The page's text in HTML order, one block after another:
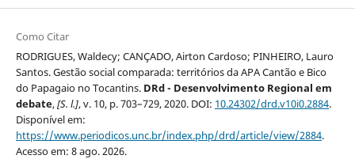
Como Citar
RODRIGUES, Waldecy; CANÇADO, Airton Cardoso; PINHEIRO, Lauro
Santos. Gestão social comparada: territórios da APA Cantão e Bico
do Papagaio no Tocantins. DRd - Desenvolvimento Regional em
debate,[S. l.], v. 10, p. 703–729, 2020. DOI: 10.24302/drd.v10i0.2884.
Disponível em:
https://www.periodicos.unc.br/index.php/drd/article/view/2884.
Acesso em: 8 ago. 2026.